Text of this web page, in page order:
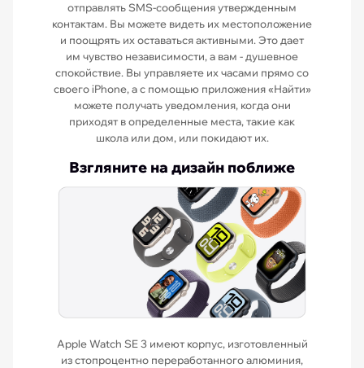
отправлять SMS-сообщения утвержденным
контактам. Вы можете видеть их местоположение
и поощрять их оставаться активными. Это дает
им чувство независимости, а вам - душевное
спокойствие. Вы управляете их часами прямо со
своего iPhone, а с помощью приложения «Найти»
можете получать уведомления, когда они
приходят в определенные места, такие как
школа или дом, или покидают их.
Взгляните на дизайн поближе
Apple Watch SE 3 имеют корпус, изготовленный
из стопроцентно переработанного алюминия,